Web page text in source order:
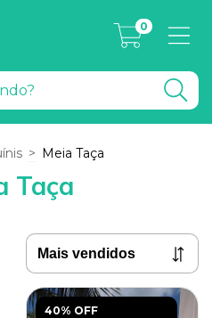
0
> Meia Taça
Taça
40% OFF